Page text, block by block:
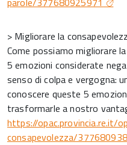
> Migliorare la
Come possiamo migliorare
5 emozioni considerate
senso di colpa e vergogna:
conoscere queste 5
trasformarle a nostro
https://opac.provincia.re.it/
consapevolezza/